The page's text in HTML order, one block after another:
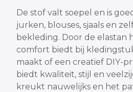
De stof valt soepel en is
jurken, blouses, sjaals en
bekleding. Door de elastan
comfort biedt bij
maakt of een creatief DIY-
biedt kwaliteit, stijl en
kreukt nauwelijks en het